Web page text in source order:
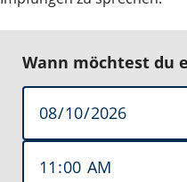
Wann möchtest du